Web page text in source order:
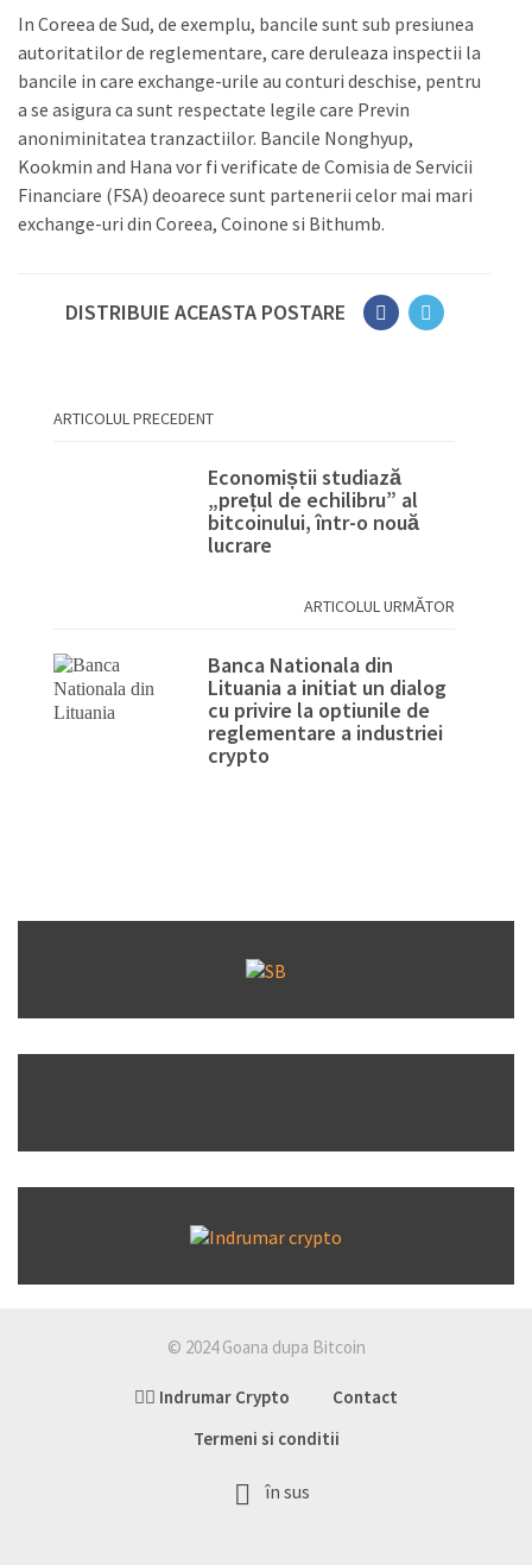
In Coreea de Sud, de exemplu, bancile sunt sub presiunea
autoritatilor de reglementare, care deruleaza inspectii la
bancile in care exchange-urile au conturi deschise, pentru
a se asigura ca sunt respectate legile care Previn
anoniminitatea tranzactiilor. Bancile Nonghyup,
Kookmin and Hana vor fi verificate de Comisia de Servicii
Financiare (FSA) deoarece sunt partenerii celor mai mari
exchange-uri din Coreea, Coinone si Bithumb.
DISTRIBUIE ACEASTA POSTARE
ARTICOLUL PRECEDENT
Economiștii studiază
„prețul de echilibru” al
bitcoinului, într-o nouă
lucrare
ARTICOLUL URMĂTOR
Banca Nationala din
Lituania a initiat un dialog
cu privire la optiunile de
reglementare a industriei
crypto
© 2024 Goana dupa Bitcoin
👉🏽 Indrumar Crypto
Contact
Termeni si conditii
în sus